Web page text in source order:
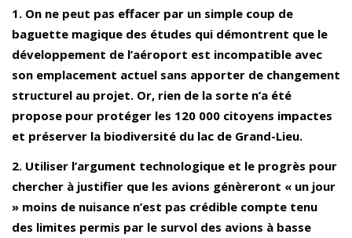
1. On ne peut pas effacer par un simple coup de
baguette magique des études qui démontrent que le
développement de l’aéroport est incompatible avec
son emplacement actuel sans apporter de changement
structurel au projet. Or, rien de la sorte n’a été
propose pour protéger les 120 000 citoyens impactes
et préserver la biodiversité du lac de Grand-Lieu.
2. Utiliser l’argument technologique et le progrès pour
chercher à justifier que les avions génèreront « un jour
» moins de nuisance n’est pas crédible compte tenu
des limites permis par le survol des avions à basse